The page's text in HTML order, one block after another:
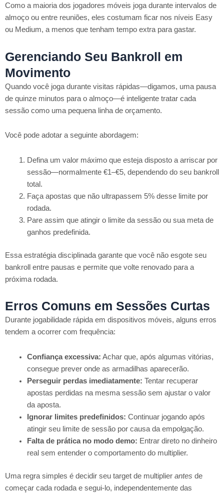
Como a maioria dos jogadores móveis joga durante intervalos de
almoço ou entre reuniões, eles costumam ficar nos níveis Easy
ou Medium, a menos que tenham tempo extra para gastar.
Gerenciando Seu Bankroll em
Movimento
Quando você joga durante visitas rápidas—digamos, uma pausa
de quinze minutos para o almoço—é inteligente tratar cada
sessão como uma pequena linha de orçamento.
Você pode adotar a seguinte abordagem:
Defina um valor máximo que esteja disposto a arriscar por
sessão—normalmente €1–€5, dependendo do seu bankroll
total.
Faça apostas que não ultrapassem 5% desse limite por
rodada.
Pare assim que atingir o limite da sessão ou sua meta de
ganhos predefinida.
Essa estratégia disciplinada garante que você não esgote seu
bankroll entre pausas e permite que volte renovado para a
próxima rodada.
Erros Comuns em Sessões Curtas
Durante jogabilidade rápida em dispositivos móveis, alguns erros
tendem a ocorrer com frequência:
Confiança excessiva: Achar que, após algumas vitórias,
consegue prever onde as armadilhas aparecerão.
Perseguir perdas imediatamente: Tentar recuperar
apostas perdidas na mesma sessão sem ajustar o valor
da aposta.
Ignorar limites predefinidos: Continuar jogando após
atingir seu limite de sessão por causa da empolgação.
Falta de prática no modo demo: Entrar direto no dinheiro
real sem entender o comportamento do multiplier.
Uma regra simples é decidir seu target de multiplier antes de
começar cada rodada e segui-lo, independentemente das